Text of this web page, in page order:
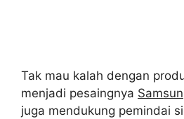
Tak mau kalah dengan
menjadi pesaingnya
juga mendukung pemindai